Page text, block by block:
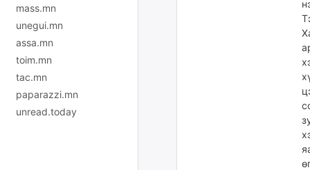
mass.mn
unegui.mn
assa.mn
toim.mn
tac.mn
paparazzi.mn
unread.today